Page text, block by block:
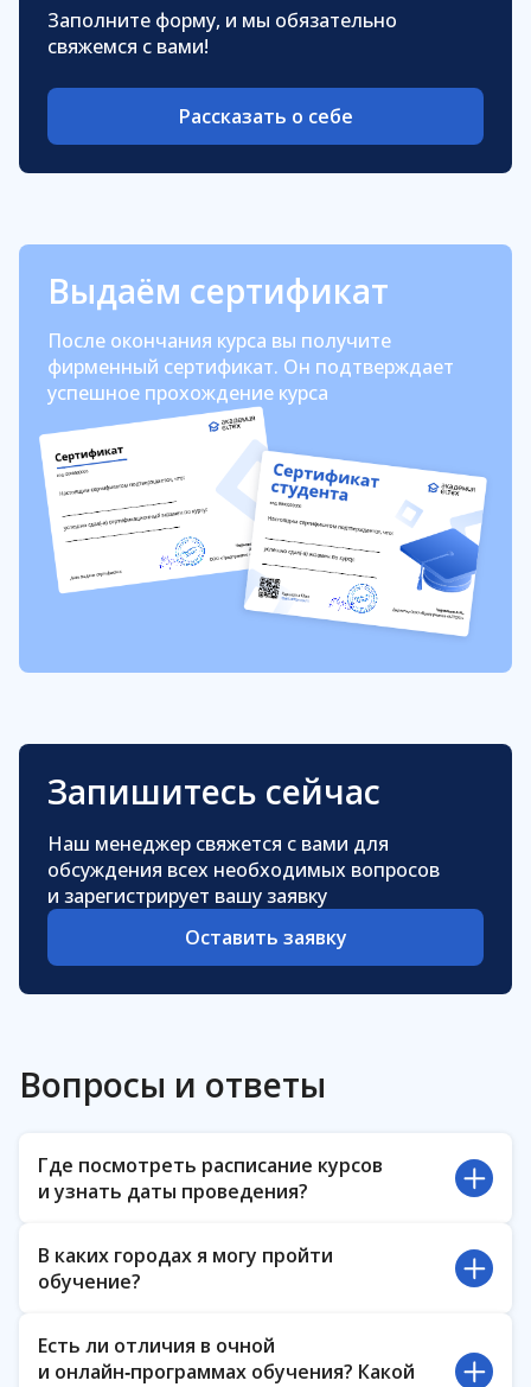
Заполните форму, и мы обязательно
свяжемся с вами!
Рассказать о себе
Выдаём сертификат
После окончания курса вы получите
фирменный сертификат. Он подтверждает
успешное прохождение курса
Запишитесь сейчас
Наш менеджер свяжется с вами для
обсуждения всех необходимых вопросов
и зарегистрирует вашу заявку
Оставить заявку
Вопросы и ответы
Где посмотреть расписание курсов
и узнать даты проведения?
курсов, пожалуйста, обратитесь к менеджеру
по организации обучения
В каких городах я могу пройти
обучение?
в Новосибирске на базе предприятия Eltex. Если
вы хотите пройти курс в другом городе,
Есть ли отличия в очной
и онлайн‑программах обучения? Какой